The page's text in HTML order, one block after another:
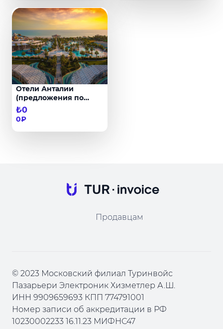
Отели Анталии
(предложения по
раннему
бронированию)
₺0
0₽
Продавцам
© 2023 Московский филиал Туринвойс
Пазарьери Электроник Хизметлер А.Ш.
ИНН 9909659693 КПП 774791001
Номер записи об аккредитации в РФ
10230002233 16.11.23 МИФНС47